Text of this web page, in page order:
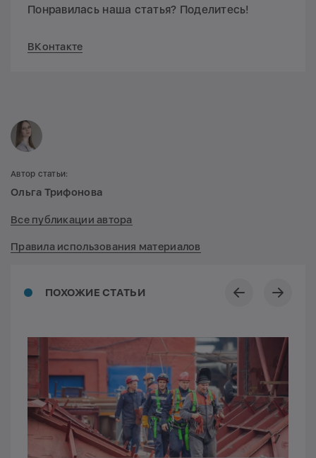
Понравилась наша статья? Поделитесь!
ВКонтакте
ПОХОЖИЕ СТАТЬИ
Автор статьи:
Ольга Трифонова
Все публикации автора
Правила использования материалов